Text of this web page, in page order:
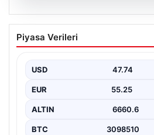
06.08.2026
Çanakkale’de böcek
dönüştü. Yusuf öldü,
Piyasa Verileri
USD 47.74
EUR 55.25
ALTIN 6660.6
BTC 3098510